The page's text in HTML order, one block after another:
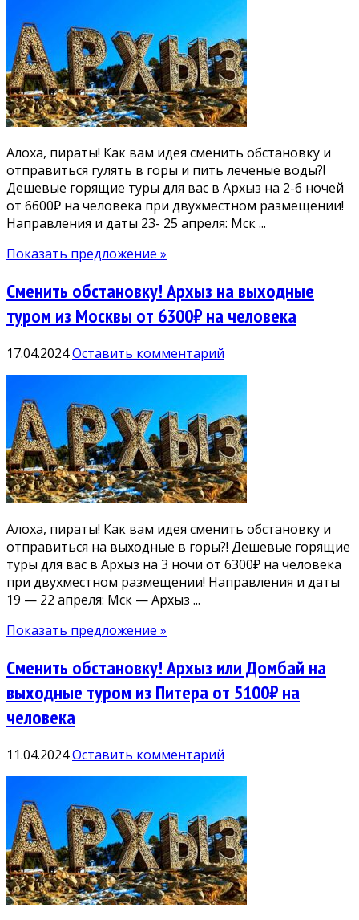
Алоха, пираты! Как вам идея сменить обстановку и
отправиться гулять в горы и пить леченые воды?!
Дешевые горящие туры для вас в Архыз на 2-6 ночей
от 6600₽ на человека при двухместном размещении!
Направления и даты 23- 25 апреля: Мск ...
Показать предложение »
Сменить обстановку! Архыз на выходные
туром из Москвы от 6300₽ на человека
17.04.2024Оставить комментарий
Алоха, пираты! Как вам идея сменить обстановку и
отправиться на выходные в горы?! Дешевые горящие
туры для вас в Архыз на 3 ночи от 6300₽ на человека
при двухместном размещении! Направления и даты
19 — 22 апреля: Мск — Архыз ...
Показать предложение »
Сменить обстановку! Архыз или Домбай на
выходные туром из Питера от 5100₽ на
человека
11.04.2024Оставить комментарий